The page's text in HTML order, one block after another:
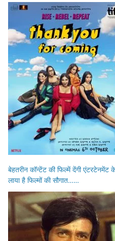
बेहतरीन कॉन्टेंट की फिल्में देंगी
लाया है फिल्मों की सौगात……